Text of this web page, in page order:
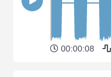
00:00:08